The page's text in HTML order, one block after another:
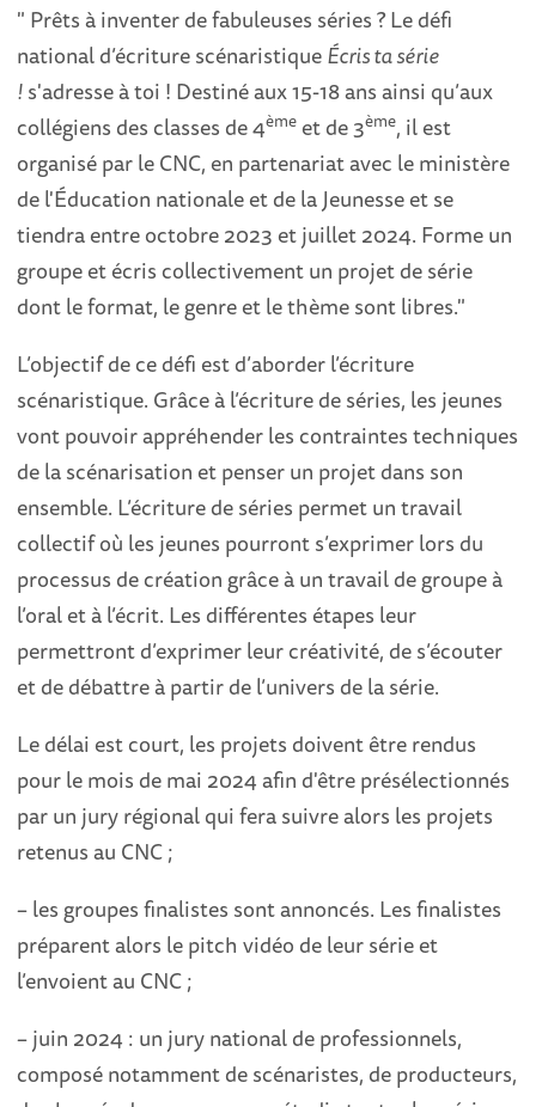
" Prêts à inventer de fabuleuses séries ? Le défi
national d’écriture scénaristiqueÉcris ta série
!s'adresse à toi ! Destiné aux 15-18 ans ainsi qu’aux
collégiens des classes de 4ème et de 3ème, il est
organisé par le CNC, en partenariat avec le ministère
de l'Éducation nationale et de la Jeunesse et se
tiendra entre octobre 2023 et juillet 2024. Forme un
groupe et écris collectivement un projet de série
dont le format, le genre et le thème sont libres."
L’objectif de ce défi est d’aborder l’écriture
scénaristique. Grâce à l’écriture de séries, les jeunes
vont pouvoir appréhender les contraintes techniques
de la scénarisation et penser un projet dans son
ensemble. L’écriture de séries permet un travail
collectif où les jeunes pourront s’exprimer lors du
processus de création grâce à un travail de groupe à
l’oral et à l’écrit. Les différentes étapes leur
permettront d’exprimer leur créativité, de s’écouter
et de débattre à partir de l’univers de la série.
Le délai est court, les projets doivent être rendus
pour le mois de mai 2024 afin d'être présélectionnés
par un jury régional qui fera suivre alors les projets
retenus au CNC ;
– les groupes finalistes sont annoncés. Les finalistes
préparent alors le pitch vidéo de leur série et
l’envoient au CNC ;
– juin 2024 : un jury national de professionnels,
composé notamment de scénaristes, de producteurs,